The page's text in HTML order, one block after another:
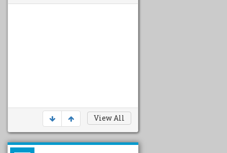
View All